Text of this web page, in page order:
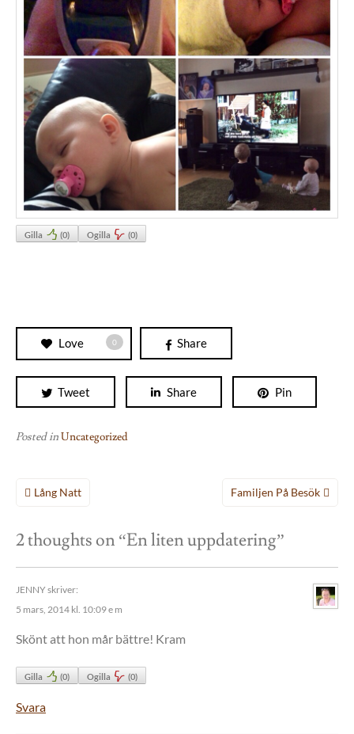
Gilla (0) Ogilla (0)
Love 0 Share
Tweet Share Pin
Posted inUncategorized
Inläggsnavigering
Lång Natt Familjen På Besök
2 thoughts on “En liten uppdatering”
JENNYskriver:
5 mars, 2014 kl. 10:09 e m
Skönt att hon mår bättre! Kram
Gilla (0) Ogilla (0)
Svara